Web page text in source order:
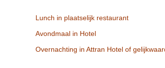
Lunch in plaatselijk restaurant
Avondmaal in Hotel
Overnachting in Attran Hotel of